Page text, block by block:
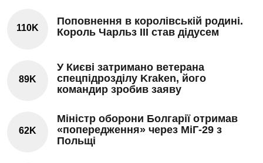
110K
Поповнення в королівській родині.
Король Чарльз III став дідусем
89K
У Києві затримано ветерана
спецпідрозділу Kraken, його
командир зробив заяву
62K
Міністр оборони Болгарії отримав
«попередження» через МіГ-29 з
Польщі